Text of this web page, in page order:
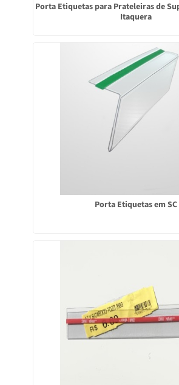
Porta Etiquetas para Prateleiras de
Itaquera
Porta Etiquetas em SC